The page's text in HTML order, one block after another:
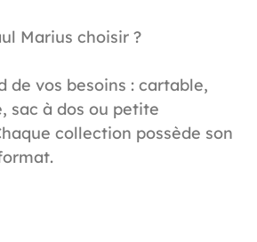
Marius choisir ?
de vos besoins : cartable,
sac à dos ou petite
collection possède son